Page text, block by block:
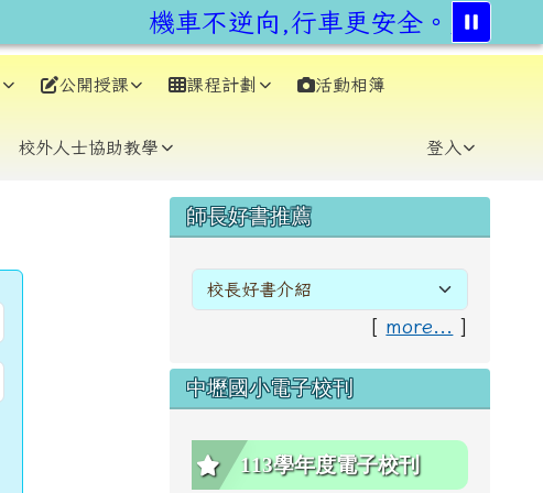
機車不逆向,行車更安全。交通部
公開授課 課程計劃 活動相簿
校外人士協助教學 登入
右邊區域內容
師長好書推薦
[ more... ]
中壢國小電子校刊
113學年度電子校刊